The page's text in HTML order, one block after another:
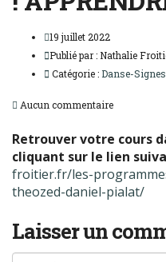
19 juillet 2022
Publié par : Nathalie
Catégorie :Danse-
Aucun commentaire
Retrouver votre cours
cliquant sur le lien
froitier.fr/les-
theozed-daniel-pialat/
Laisser un